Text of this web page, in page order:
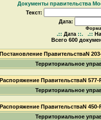
Документы правительства
Текст:
Дата:
.:: Дата ::. .::
Всего 600
Постановление ПравительстваN
Территориальное
Распоряжение ПравительстваN 577-
Территориальное
Распоряжение ПравительстваN 450-
Территориальное